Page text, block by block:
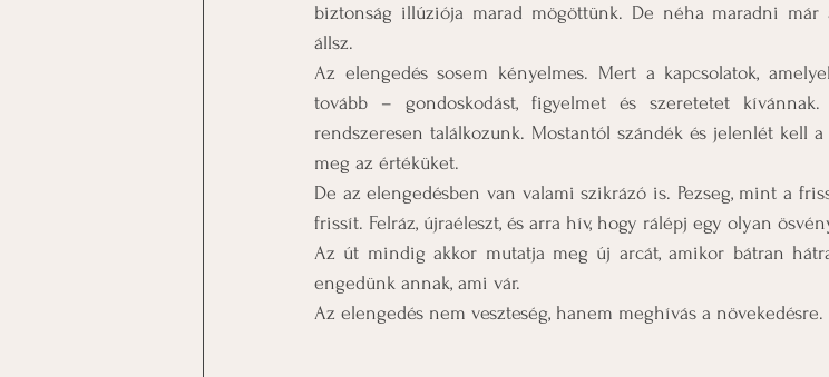
biztonság illúziója marad mögöttünk. De néha maradni már
állsz.
Az elengedés sosem kényelmes. Mert a kapcsolatok,
tovább – gondoskodást, figyelmet és szeretetet
rendszeresen találkozunk. Mostantól szándék és jelenlét kell
meg az értéküket.
De az elengedésben van valami szikrázó is. Pezseg, mint a
frissít. Felráz, újraéleszt, és arra hív, hogy rálépj egy olyan
Az út mindig akkor mutatja meg új arcát, amikor bátran
engedünk annak, ami vár.
Az elengedés nem veszteség, hanem meghívás a növekedésre.